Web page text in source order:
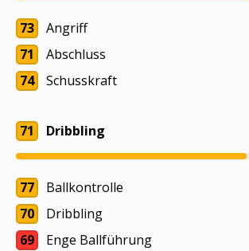
73
Angriff
71
Abschluss
74
Schusskraft
71 Dribbling
77
Ballkontrolle
70
Dribbling
69
Enge Ballführung